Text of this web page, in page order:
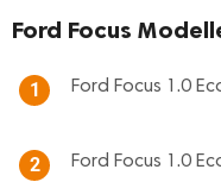
Ford Focus
1 Ford Focus 1.0
2 Ford Focus 1.0